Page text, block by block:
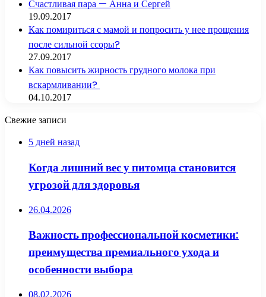
Счастливая пара — Анна и Сергей
19.09.2017
Как помириться с мамой и попросить у нее прощения
после сильной ссоры?
27.09.2017
Как повысить жирность грудного молока при
вскармливании?
04.10.2017
Свежие записи
5 дней назад
Когда лишний вес у питомца становится
угрозой для здоровья
26.04.2026
Важность профессиональной косметики:
преимущества премиального ухода и
особенности выбора
08.02.2026